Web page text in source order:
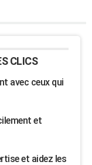
CLICS
avec ceux qui
et
et aidez les